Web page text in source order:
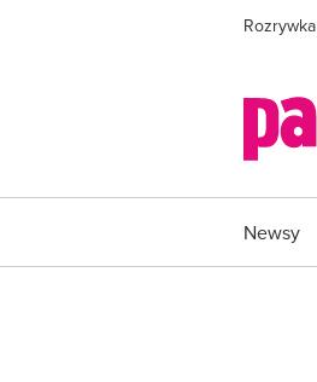
Rozrywka
Newsy